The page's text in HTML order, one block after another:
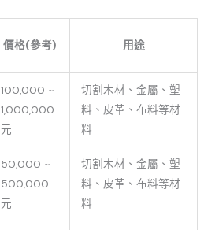
價格(參考) 用途
100,000 ~
1,000,000
元
切割木材、金屬、塑
料、皮革、布料等材
料
50,000 ~
500,000
元
切割木材、金屬、塑
料、皮革、布料等材
料